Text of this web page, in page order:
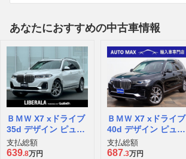
あなたにおすすめの中古車情報
ＢＭＷ X7 xドライブ
35d デザイン ピュア
エクセレンス ディー
ゼルターボ 4WD
支払総額
639.8万円
ＢＭＷ X7 xドライブ
40d デザイン ピュア
エクセレンス ディー
ゼルターボ 4WD
支払総額
687.3万円